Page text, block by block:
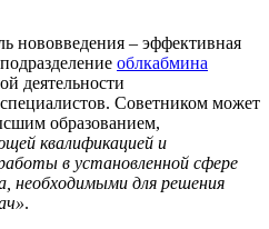
нововведения – эффективная
облкабмина
деятельности
Советником может
образованием,
квалификацией и
в установленной сфере
необходимыми для решения
.